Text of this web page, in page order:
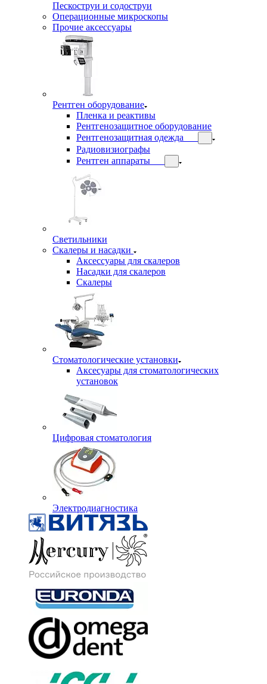
Пескоструи и содоструи
Операционные микроскопы
Прочие аксессуары
Рентген оборудование
Пленка и реактивы
Рентгенозащитное оборудование
Рентгенозащитная одежда
Радиовизиографы
Рентген аппараты
Светильники
Скалеры и насадки
Аксессуары для скалеров
Насадки для скалеров
Скалеры
Стоматологические установки
Аксесуары для стоматологических
установок
Цифровая стоматология
Электродиагностика